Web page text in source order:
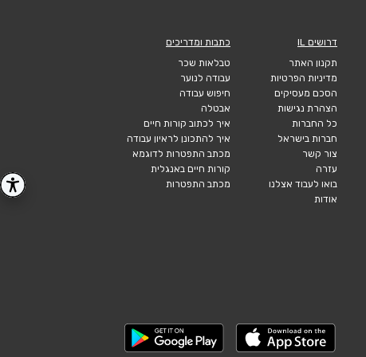
דרושים IL
תקנון האתר
מדיניות הפרטיות
הסכם מעסיקים
הצהרת נגישות
כל החברות
חברות בישראל
צור קשר
עזרה
בואו לעבוד אצלנו
אודות
כתבות ומדריכים
טבלאות שכר
עבודה לנוער
חיפוש עבודה
אבטלה
איך לכתוב קורות חיים
איך להתכונן לראיון עבודה
מכתב התפטרות לדוגמא
קורות חיים באנגלית
מכתב התפטרות